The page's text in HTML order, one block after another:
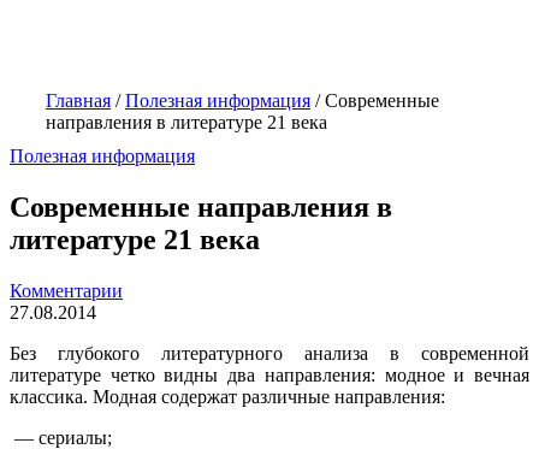
Главная /Полезная информация /Современные
направления в литературе 21 века
Полезная информация
Современные направления в
литературе 21 века
Комментарии
27.08.2014
Без глубокого литературного анализа в современной
литературе четко видны два направления: модное и вечная
классика. Модная содержат различные направления:
— сериалы;